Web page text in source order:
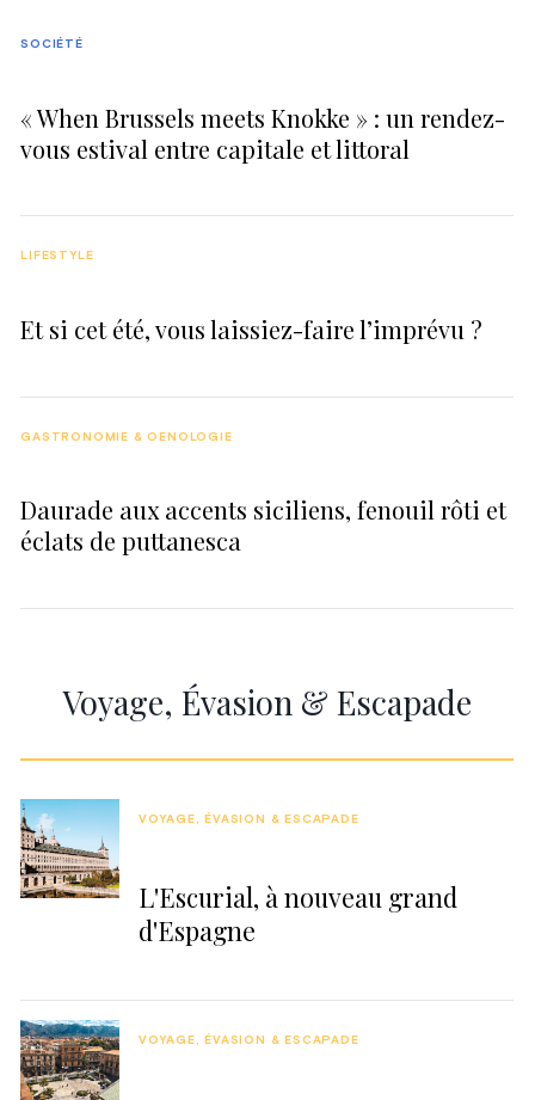
« When Brussels meets Knokke » : un rendez-
vous estival entre capitale et littoral
SOCIÉTÉ
Et si cet été, vous laissiez-faire l’imprévu ?
LIFESTYLE
Daurade aux accents siciliens, fenouil rôti et
éclats de puttanesca
GASTRONOMIE & OENOLOGIE
Voyage, Évasion & Escapade
L'Escurial, à nouveau grand
d'Espagne
VOYAGE, ÉVASION & ESCAPADE
VOYAGE, ÉVASION & ESCAPADE